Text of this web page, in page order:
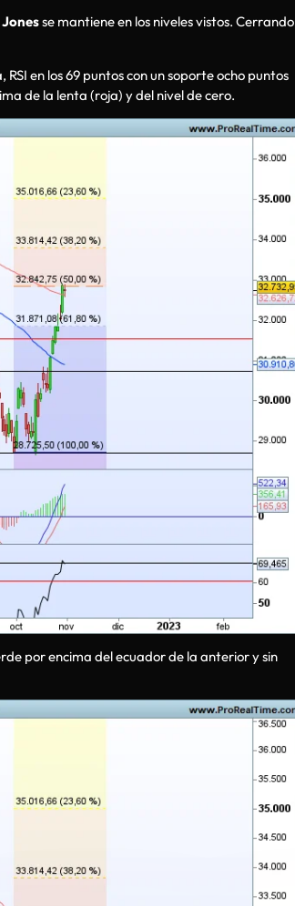
se mantiene en los niveles vistos. Cerrando
en los 69 puntos con un soporte ocho puntos
de la lenta (roja) y del nivel de cero.
por encima del ecuador de la anterior y sin